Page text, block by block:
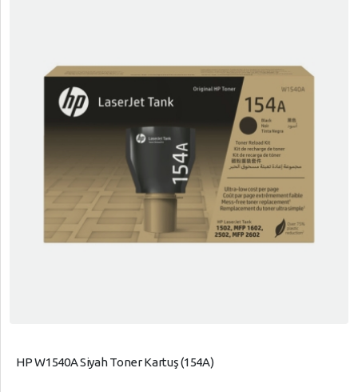
HP W1540A Siyah Toner Kartuş (154A)